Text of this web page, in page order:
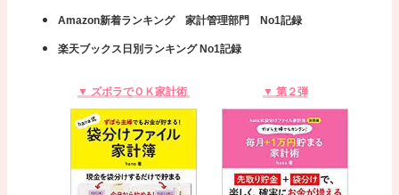
Amazon新着ランキング 家計管理部門 No1記録
楽天ブックス日別ランキング No1記録
▼ ズボラでＯＫ家計術 ▼ 第２弾